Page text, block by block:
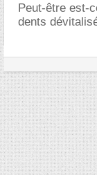
Peut-être est-
dents